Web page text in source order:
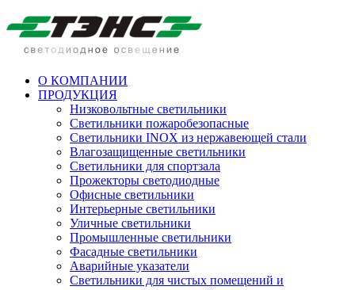
О КОМПАНИИ
ПРОДУКЦИЯ
Низковольтные светильники
Cветильники пожаробезопасные
Светильники INOX из нержавеющей стали
Влагозащищенные светильники
Светильники для спортзала
Прожекторы светодиодные
Офисные светильники
Интерьерные светильники
Уличные светильники
Промышленные светильники
Фасадные светильники
Аварийные указатели
Светильники для чистых помещений и